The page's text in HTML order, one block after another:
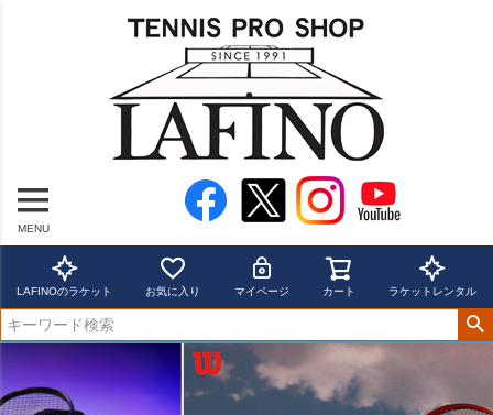
MENU
LAFINOのラケット お気に入り マイページ カート ラケットレンタル